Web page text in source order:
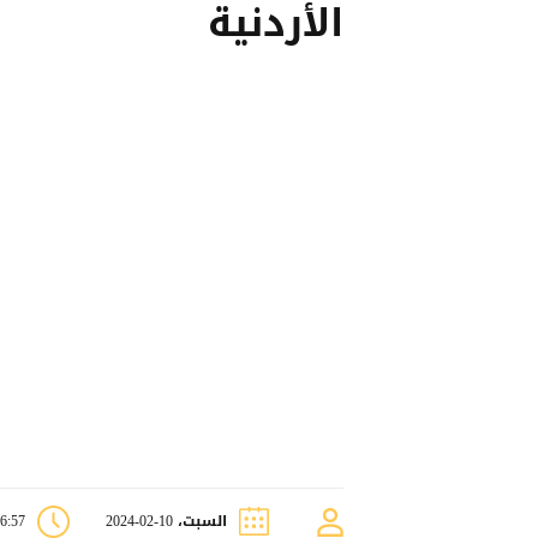
الأردنية
السبت، 10-02-2024